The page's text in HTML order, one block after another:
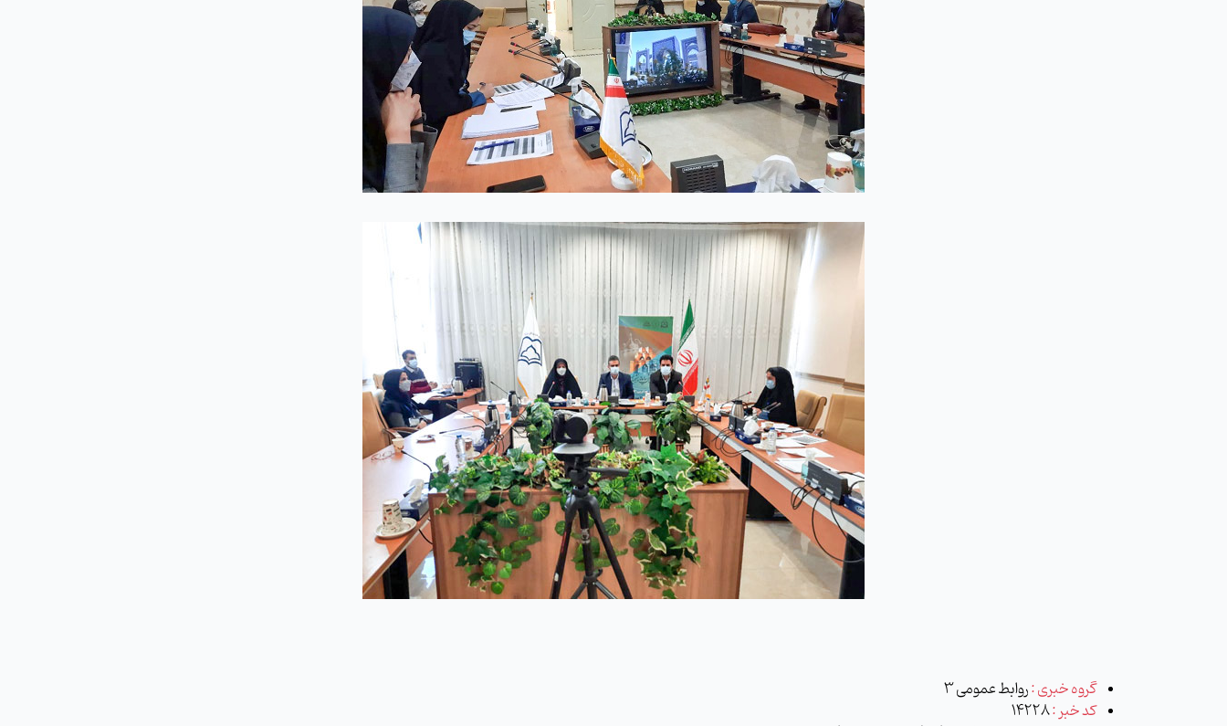
گروه خبری :روابط عمومی 3
کد خبر :14228